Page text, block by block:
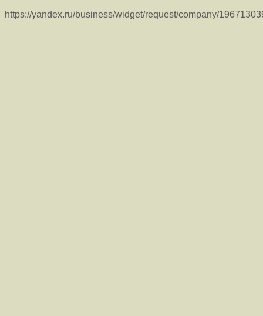
https://yandex.ru/business/widget/request/company/